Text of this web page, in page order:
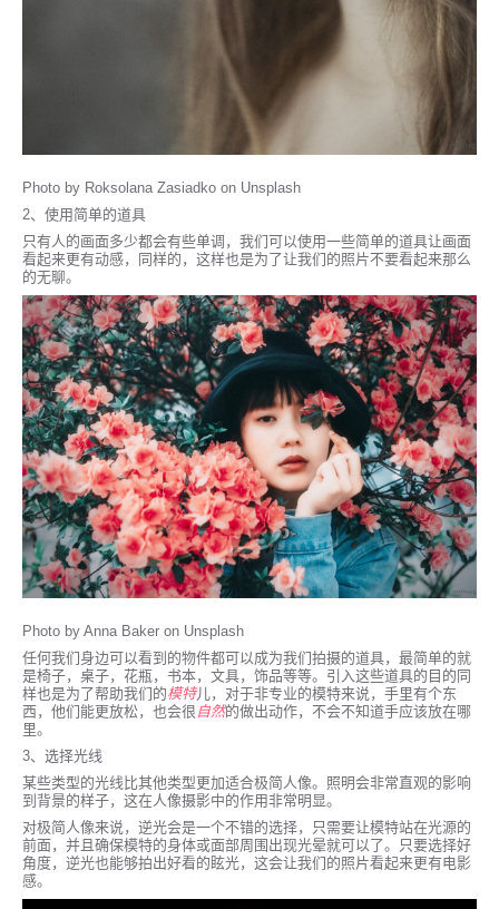
Photo by Roksolana Zasiadko on Unsplash
2、使用简单的道具
只有人的画面多少都会有些单调，我们可以使用一些简单的道具让画面
看起来更有动感，同样的，这样也是为了让我们的照片不要看起来那么
的无聊。
Photo by Anna Baker on Unsplash
任何我们身边可以看到的物件都可以成为我们拍摄的道具，最简单的就
是椅子，桌子，花瓶，书本，文具，饰品等等。引入这些道具的目的同
样也是为了帮助我们的模特儿，对于非专业的模特来说，手里有个东
西，他们能更放松，也会很 自然的做出动作，不会不知道手应该放在哪
里。
3、选择光线
某些类型的光线比其他类型更加适合极简人像。照明会非常直观的影响
到背景的样子，这在人像摄影中的作用非常明显。
对极简人像来说，逆光会是一个不错的选择，只需要让模特站在光源的
前面，并且确保模特的身体或面部周围出现光晕就可以了。只要选择好
角度，逆光也能够拍出好看的眩光，这会让我们的照片看起来更有电影
感。